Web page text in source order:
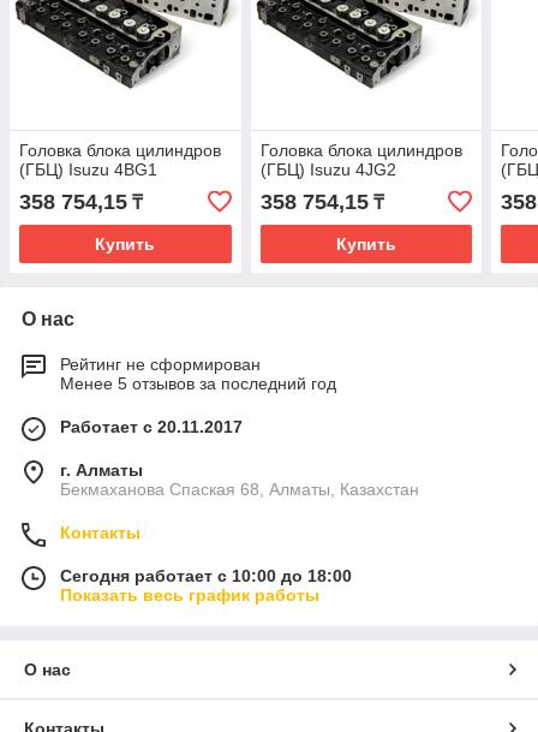
Головка блока цилиндров
(ГБЦ) Isuzu 4BG1
358 754,15 ₸
Купить
Головка блока цилиндров
(ГБЦ) Isuzu 4JG2
358 754,15₸
Купить
О нас
Рейтинг не сформирован
Менее 5 отзывов за последний год
Работает с 20.11.2017
г. Алматы
Бекмаханова Спаская 68, Алматы, Казахстан
Контакты
Сегодня работает с 10:00 до 18:00
Показать весь график работы
О нас